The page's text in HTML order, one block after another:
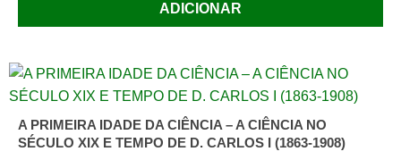
ADICIONAR
A PRIMEIRA IDADE DA CIÊNCIA – A CIÊNCIA NO
SÉCULO XIX E TEMPO DE D. CARLOS I (1863-1908)